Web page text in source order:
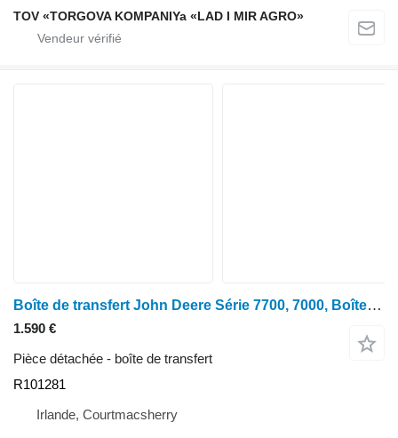
TOV «TORGOVA KOMPANIYa «LAD I MIR AGRO»
Boîte de transfert John Deere Série 7700, 7000, Boîte de dépôt avant Re47381, R101281, Re47384, Re473 pour tracteur à roues John Deere 7600, 7700, 7800, 7200, 7400, 6800, 6900, 7500
1.590 €
Pièce détachée - boîte de transfert
R101281
Irlande, Courtmacsherry